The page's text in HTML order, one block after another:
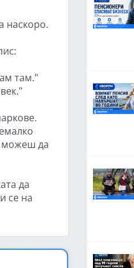
наскоро.
там."
можеш да
да
се на